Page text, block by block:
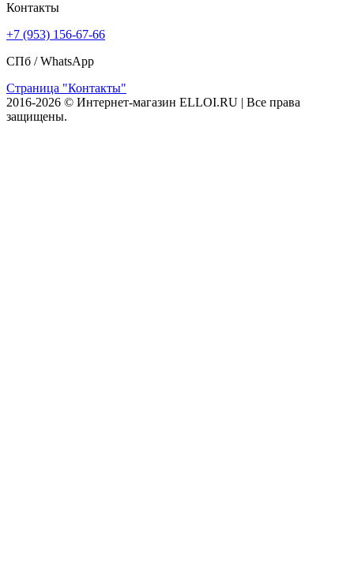
Контакты
+7 (953) 156-67-66
СПб /WhatsApp
Страница "Контакты"
2016-2026 © Интернет-магазин ELLOI.RU | Все права
защищены.